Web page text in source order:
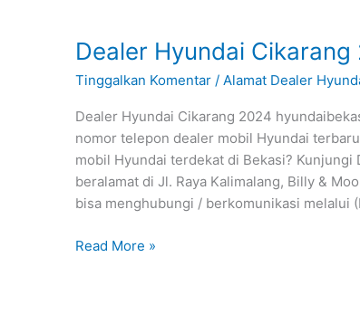
Dealer Hyundai Cikarang
Tinggalkan Komentar /Alamat Dealer
Dealer Hyundai Cikarang 2024
nomor telepon dealer mobil Hyundai
mobil Hyundai terdekat di Bekasi? Kunjungi
beralamat di Jl. Raya Kalimalang, Billy &
bisa menghubungi / berkomunikasi melalui
Dealer
Cikarang
2024
Read More »